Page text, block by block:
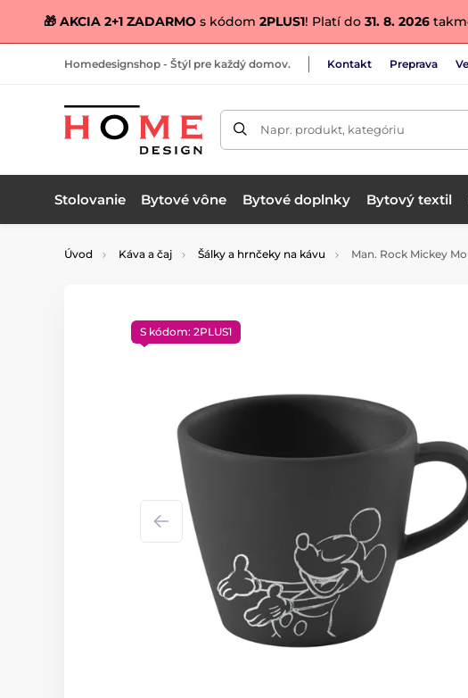
🎁 AKCIA 2+1 ZADARMO s kódom 2PLUS1! Platí do 31. 8. 2026
Homedesignshop - Štýl pre každý domov. Kontakt Preprava
Napr. produkt, kategóriu
Stolovanie Bytové vône Bytové doplnky Bytový textil
Úvod Káva a čaj Šálky a hrnčeky na kávu Man. Rock Mickey
S kódom: 2PLUS1